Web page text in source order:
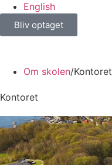
English
Bliv optaget
Om skolen/Kontoret
Kontoret